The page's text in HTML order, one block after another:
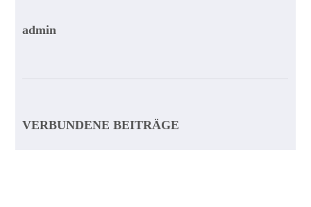
admin
VERBUNDENE BEITRÄGE